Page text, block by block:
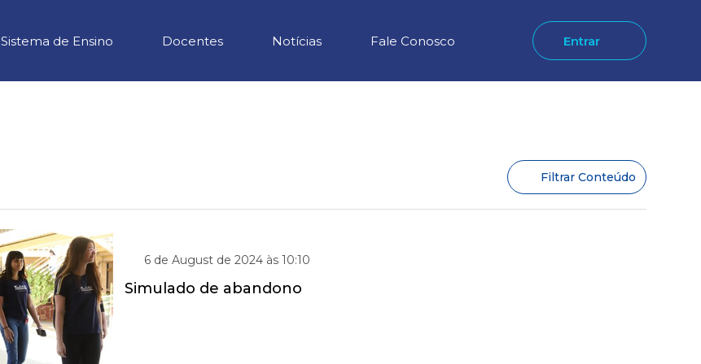
Sistema de Ensino Docentes Notícias Fale Conosco Entrar
Filtrar Conteúdo
6 de August de 2024 às 10:10
Simulado de abandono